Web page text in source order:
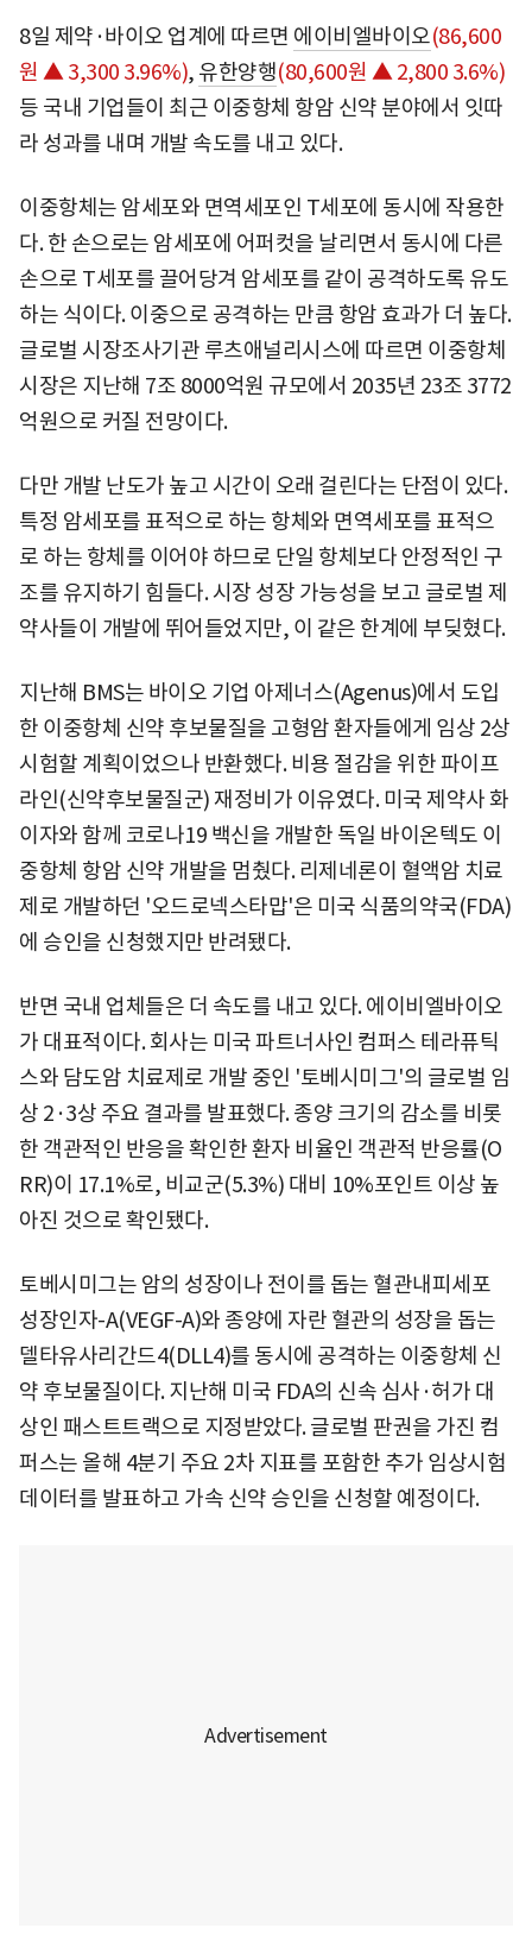
8일 제약·바이오 업계에 따르면 에이비엘바이오(86,600
원 ▲ 3,300 3.96%), 유한양행(80,600원 ▲ 2,800 3.6%)
등 국내 기업들이 최근 이중항체 항암 신약 분야에서 잇따
라 성과를 내며 개발 속도를 내고 있다.
이중항체는 암세포와 면역세포인 T세포에 동시에 작용한
다. 한 손으로는 암세포에 어퍼컷을 날리면서 동시에 다른
손으로 T세포를 끌어당겨 암세포를 같이 공격하도록 유도
하는 식이다. 이중으로 공격하는 만큼 항암 효과가 더 높다.
글로벌 시장조사기관 루츠애널리시스에 따르면 이중항체
시장은 지난해 7조 8000억원 규모에서 2035년 23조 3772
억원으로 커질 전망이다.
다만 개발 난도가 높고 시간이 오래 걸린다는 단점이 있다.
특정 암세포를 표적으로 하는 항체와 면역세포를 표적으
로 하는 항체를 이어야 하므로 단일 항체보다 안정적인 구
조를 유지하기 힘들다. 시장 성장 가능성을 보고 글로벌 제
약사들이 개발에 뛰어들었지만, 이 같은 한계에 부딪혔다.
지난해 BMS는 바이오 기업 아제너스(Agenus)에서 도입
한 이중항체 신약 후보물질을 고형암 환자들에게 임상 2상
시험할 계획이었으나 반환했다. 비용 절감을 위한 파이프
라인(신약후보물질군) 재정비가 이유였다. 미국 제약사 화
이자와 함께 코로나19 백신을 개발한 독일 바이온텍도 이
중항체 항암 신약 개발을 멈췄다. 리제네론이 혈액암 치료
제로 개발하던 '오드로넥스타맙'은 미국 식품의약국(FDA)
에 승인을 신청했지만 반려됐다.
반면 국내 업체들은 더 속도를 내고 있다. 에이비엘바이오
가 대표적이다. 회사는 미국 파트너사인 컴퍼스 테라퓨틱
스와 담도암 치료제로 개발 중인 '토베시미그'의 글로벌 임
상 2·3상 주요 결과를 발표했다. 종양 크기의 감소를 비롯
한 객관적인 반응을 확인한 환자 비율인 객관적 반응률(O
RR)이 17.1%로, 비교군(5.3%) 대비 10%포인트 이상 높
아진 것으로 확인됐다.
토베시미그는 암의 성장이나 전이를 돕는 혈관내피세포
성장인자-A(VEGF-A)와 종양에 자란 혈관의 성장을 돕는
델타유사리간드4(DLL4)를 동시에 공격하는 이중항체 신
약 후보물질이다. 지난해 미국 FDA의 신속 심사·허가 대
상인 패스트트랙으로 지정받았다. 글로벌 판권을 가진 컴
퍼스는 올해 4분기 주요 2차 지표를 포함한 추가 임상시험
데이터를 발표하고 가속 신약 승인을 신청할 예정이다.